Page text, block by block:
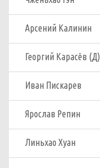
Арсений Калинин
Георгий Карасёв (Д)
Иван Пискарев
Ярослав Репин
Линьхао Хуан